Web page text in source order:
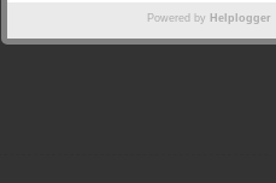
Powered by Helplogger